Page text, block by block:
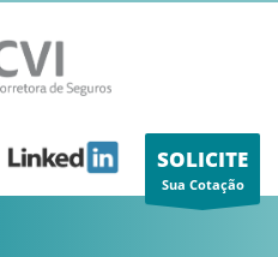
SOLICITE
Sua Cotação